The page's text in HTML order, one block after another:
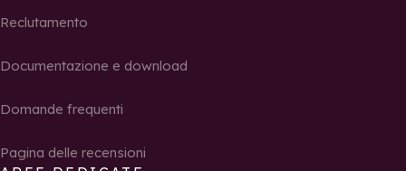
Reclutamento
Documentazione e download
Domande frequenti
Pagina delle recensioni